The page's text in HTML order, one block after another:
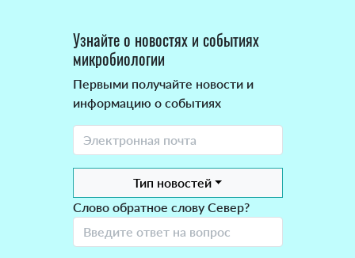
Узнайте о новостях и событиях
микробиологии
Первыми получайте новости и
информацию о событиях
Тип новостей
Слово обратное слову Север?